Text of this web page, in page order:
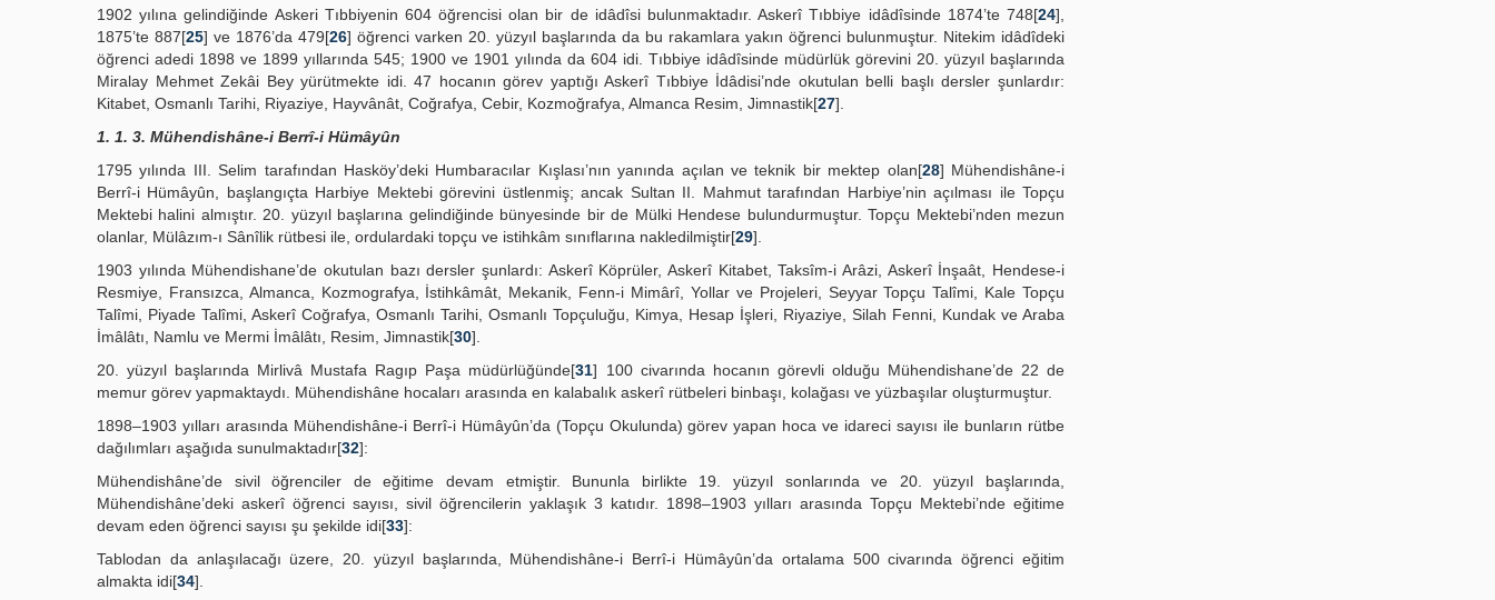
1902 yılına gelindiğinde Askeri Tıbbiyenin 604 öğrencisi olan bir de idâdîsi bulunmaktadır. Askerî Tıbbiye idâdîsinde 1874’te 748[24],
1875’te 887[25] ve 1876’da 479[26] öğrenci varken 20. yüzyıl başlarında da bu rakamlara yakın öğrenci bulunmuştur. Nitekim idâdîdeki
öğrenci adedi 1898 ve 1899 yıllarında 545; 1900 ve 1901 yılında da 604 idi. Tıbbiye idâdîsinde müdürlük görevini 20. yüzyıl başlarında
Miralay Mehmet Zekâi Bey yürütmekte idi. 47 hocanın görev yaptığı Askerî Tıbbiye İdâdisi’nde okutulan belli başlı dersler şunlardır:
Kitabet, Osmanlı Tarihi, Riyaziye, Hayvânât, Coğrafya, Cebir, Kozmoğrafya, Almanca Resim, Jimnastik[27].
1. 1. 3. Mühendishâne-i Berrî-i Hümâyûn
1795 yılında III. Selim tarafından Hasköy’deki Humbaracılar Kışlası’nın yanında açılan ve teknik bir mektep olan[28] Mühendishâne-i
Berrî-i Hümâyûn, başlangıçta Harbiye Mektebi görevini üstlenmiş; ancak Sultan II. Mahmut tarafından Harbiye’nin açılması ile Topçu
Mektebi halini almıştır. 20. yüzyıl başlarına gelindiğinde bünyesinde bir de Mülki Hendese bulundurmuştur. Topçu Mektebi’nden mezun
olanlar, Mülâzım-ı Sânîlik rütbesi ile, ordulardaki topçu ve istihkâm sınıflarına nakledilmiştir[29].
1903 yılında Mühendishane’de okutulan bazı dersler şunlardı: Askerî Köprüler, Askerî Kitabet, Taksîm-i Arâzi, Askerî İnşaât, Hendese-i
Resmiye, Fransızca, Almanca, Kozmografya, İstihkâmât, Mekanik, Fenn-i Mimârî, Yollar ve Projeleri, Seyyar Topçu Talîmi, Kale Topçu
Talîmi, Piyade Talîmi, Askerî Coğrafya, Osmanlı Tarihi, Osmanlı Topçuluğu, Kimya, Hesap İşleri, Riyaziye, Silah Fenni, Kundak ve Araba
İmâlâtı, Namlu ve Mermi İmâlâtı, Resim, Jimnastik[30].
20. yüzyıl başlarında Mirlivâ Mustafa Ragıp Paşa müdürlüğünde[31] 100 civarında hocanın görevli olduğu Mühendishane’de 22 de
memur görev yapmaktaydı. Mühendishâne hocaları arasında en kalabalık askerî rütbeleri binbaşı, kolağası ve yüzbaşılar oluşturmuştur.
1898–1903 yılları arasında Mühendishâne-i Berrî-i Hümâyûn’da (Topçu Okulunda) görev yapan hoca ve idareci sayısı ile bunların rütbe
dağılımları aşağıda sunulmaktadır[32]:
Mühendishâne’de sivil öğrenciler de eğitime devam etmiştir. Bununla birlikte 19. yüzyıl sonlarında ve 20. yüzyıl başlarında,
Mühendishâne’deki askerî öğrenci sayısı, sivil öğrencilerin yaklaşık 3 katıdır. 1898–1903 yılları arasında Topçu Mektebi’nde eğitime
devam eden öğrenci sayısı şu şekilde idi[33]:
Tablodan da anlaşılacağı üzere, 20. yüzyıl başlarında, Mühendishâne-i Berrî-i Hümâyûn’da ortalama 500 civarında öğrenci eğitim
almakta idi[34].